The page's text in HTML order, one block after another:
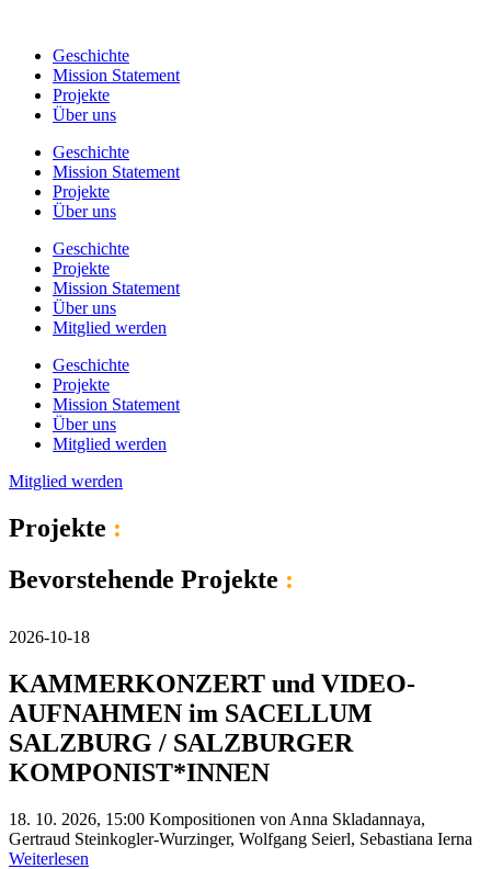
wechselnGeschichte
Mission Statement
Projekte
Über uns
Geschichte
Mission Statement
Projekte
Über uns
Geschichte
Projekte
Mission Statement
Über uns
Mitglied werden
Geschichte
Projekte
Mission Statement
Über uns
Mitglied werden
Mitglied werden
Projekte :
Bevorstehende Projekte :
2026-10-18
KAMMERKONZERT und VIDEO-
AUFNAHMEN im SACELLUM
SALZBURG / SALZBURGER
KOMPONIST*INNEN
18. 10. 2026, 15:00 Kompositionen von Anna Skladannaya,
Gertraud Steinkogler-Wurzinger, Wolfgang Seierl, Sebastiana Ierna
Weiterlesen